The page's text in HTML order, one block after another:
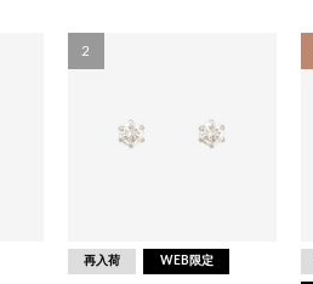
2
再入荷 WEB限定